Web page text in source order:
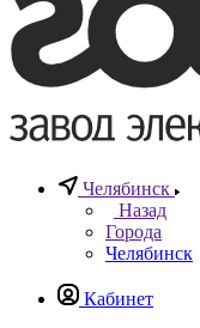
Челябинск
Назад
Города
Челябинск
Кабинет